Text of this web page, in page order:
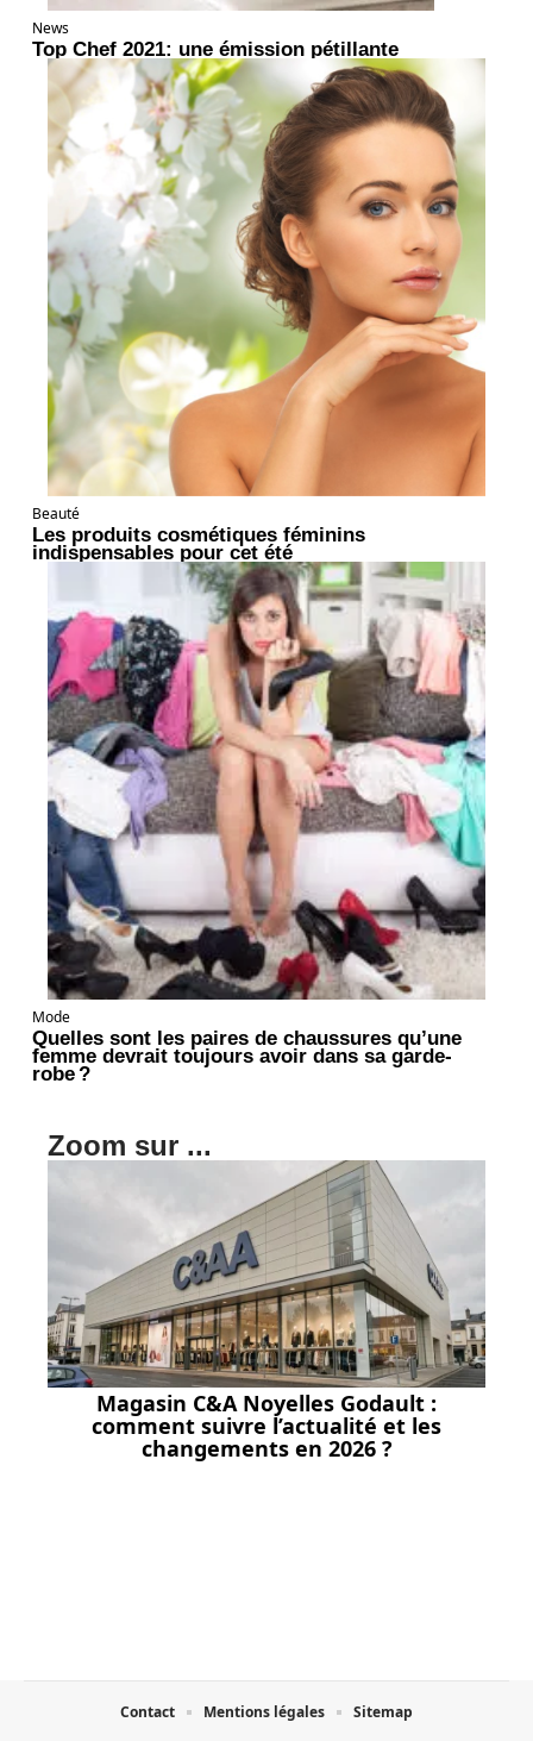
News
Top Chef 2021: une émission pétillante
Beauté
Les produits cosmétiques féminins
indispensables pour cet été
Mode
Quelles sont les paires de chaussures qu’une
femme devrait toujours avoir dans sa garde-
robe ?
Zoom sur ...
Magasin C&A Noyelles Godault :
comment suivre l’actualité et les
changements en 2026 ?
Contact Mentions légales Sitemap